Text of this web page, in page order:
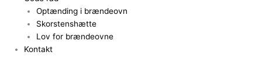
Optænding i brændeovn
Skorstenshætte
Lov for brændeovne
Kontakt